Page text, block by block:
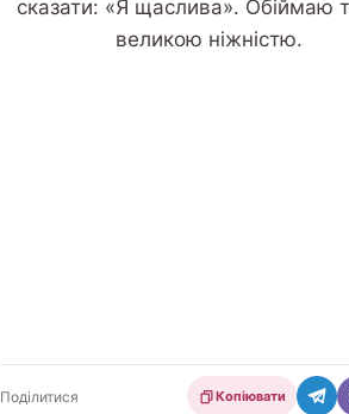
сказати: «Я щаслива». Обіймаю
великою ніжністю.
Поділитися Копіювати